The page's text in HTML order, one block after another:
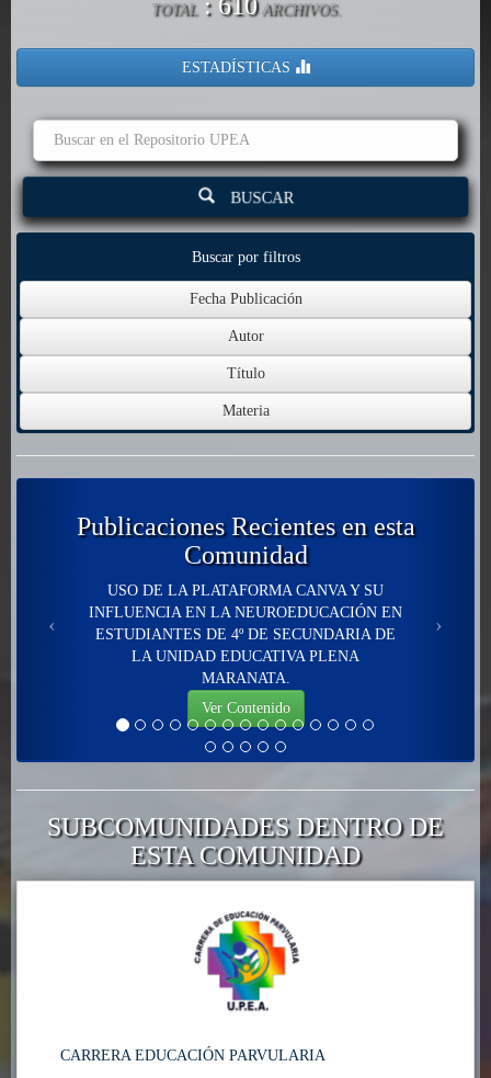
TOTAL ARCHIVOS.
ESTADÍSTICAS
BUSCAR
Buscar por filtros
Publicaciones Recientes en esta
Comunidad
USO DE LA PLATAFORMA CANVA Y SU
INFLUENCIA EN LA NEUROEDUCACIÓN EN
ESTUDIANTES DE 4º DE SECUNDARIA DE
LA UNIDAD EDUCATIVA PLENA
MARANATA.
Ver Contenido
SUBCOMUNIDADES DENTRO DE
ESTA COMUNIDAD
CARRERA EDUCACIÓN PARVULARIA